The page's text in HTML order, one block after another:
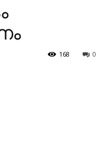
0
168